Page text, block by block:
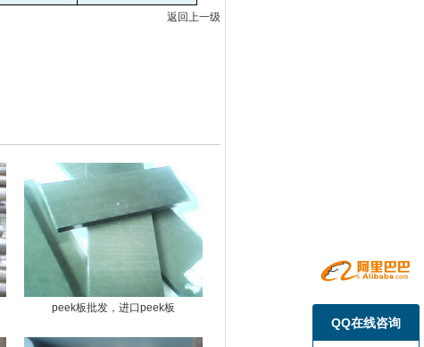
返回上一级
peek板批发，进口peek板
QQ在线咨询